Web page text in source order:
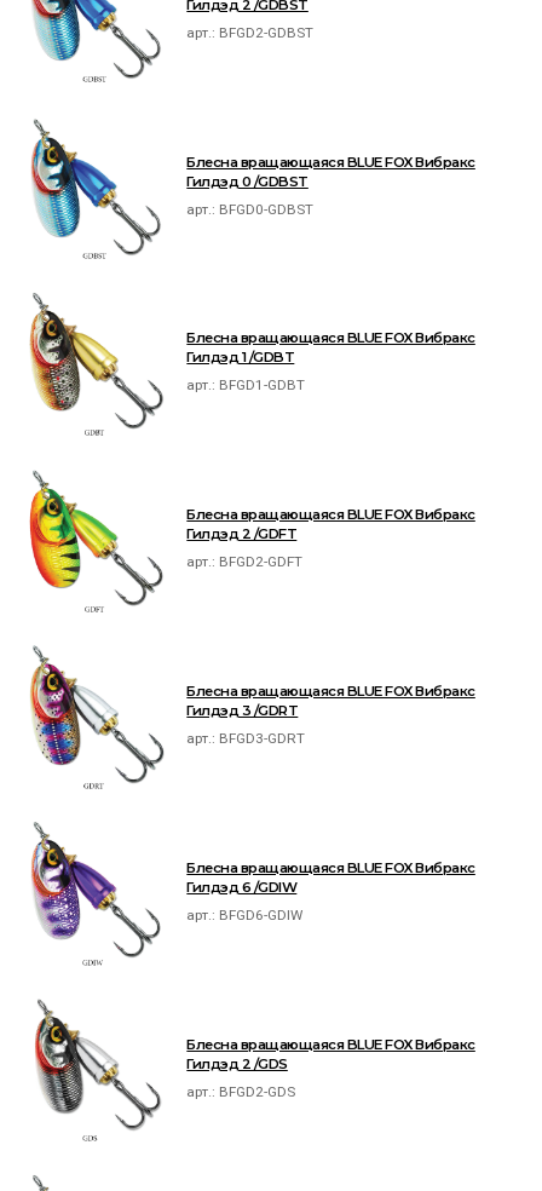
Гилдэд 2 /GDBST
арт.: BFGD2-GDBST
Блесна вращающаяся BLUE FOX Вибракс
Гилдэд 0 /GDBST
арт.: BFGD0-GDBST
Блесна вращающаяся BLUE FOX Вибракс
Гилдэд 1 /GDBT
арт.: BFGD1-GDBT
Блесна вращающаяся BLUE FOX Вибракс
Гилдэд 2 /GDFT
арт.: BFGD2-GDFT
Блесна вращающаяся BLUE FOX Вибракс
Гилдэд 3 /GDRT
арт.: BFGD3-GDRT
Блесна вращающаяся BLUE FOX Вибракс
Гилдэд 6 /GDIW
арт.: BFGD6-GDIW
Блесна вращающаяся BLUE FOX Вибракс
Гилдэд 2 /GDS
арт.: BFGD2-GDS